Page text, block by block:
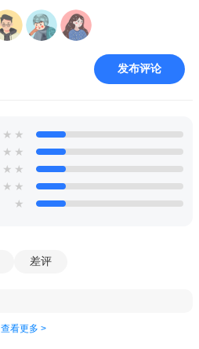
发布评论
★ ★
★ ★
★ ★
★ ★
★
差评
查看更多 >